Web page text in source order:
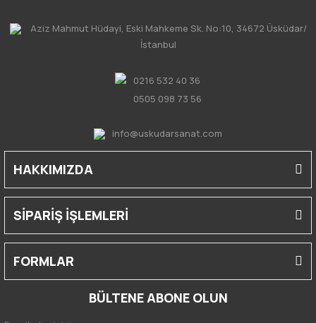
Aziz Mahmut Hüdayi, Eski Mahkeme Sk. No:10, 34672 Üsküdar/
İstanbul
0216 532 40 36
0505 098 73 56
info@uskudarsanat.com
HAKKIMIZDA
SİPARİŞ İŞLEMLERİ
FORMLAR
BÜLTENE ABONE OLUN